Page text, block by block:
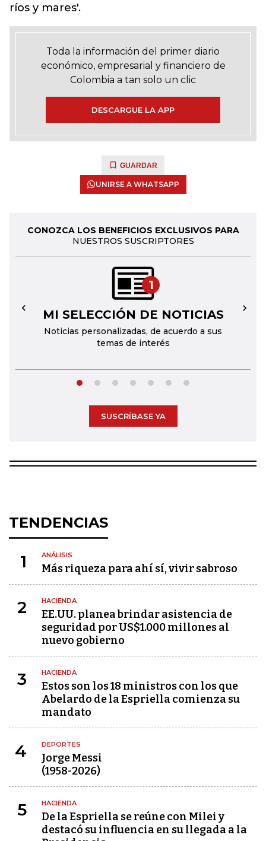
ríos y mares'.
Toda la información del primer diario
económico, empresarial y financiero de
Colombia a tan solo un clic
DESCARGUE LA APP
GUARDAR
UNIRSE A WHATSAPP
CONOZCA LOS BENEFICIOS EXCLUSIVOS PARA
NUESTROS SUSCRIPTORES
1
MI SELECCIÓN DE NOTICIAS
Noticias personalizadas, de acuerdo a sus
temas de interés
← →
SUSCRÍBASE YA
TENDENCIAS
1 ANÁLISIS
Más riqueza para ahí sí, vivir sabroso
2 HACIENDA
EE.UU. planea brindar asistencia de
seguridad por US$1.000 millones al
nuevo gobierno
3 HACIENDA
Estos son los 18 ministros con los que
Abelardo de la Espriella comienza su
mandato
4 DEPORTES
Jorge Messi
(1958-2026)
5 HACIENDA
De la Espriella se reúne con Milei y
destacó su influencia en su llegada a la